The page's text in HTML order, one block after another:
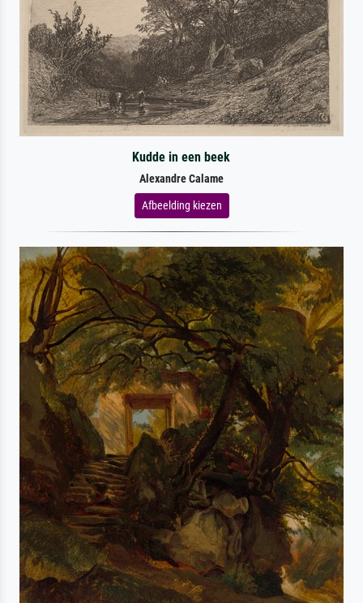
Kudde in een beek
Alexandre Calame
Afbeelding kiezen